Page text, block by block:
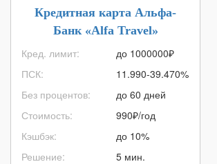
Кредитная карта Альфа-
Банк «Alfa Travel»
Кред. лимит:
ПСК:
Без процентов:
Стоимость:
Кэшбэк:
Решение:
до 1000000₽
11.990-39.470%
до 60 дней
990₽/год
до 10%
5 мин.